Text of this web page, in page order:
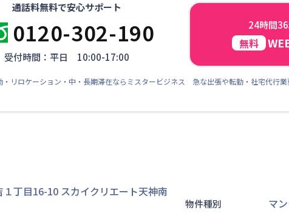
通話料無料で安心サポート
0120-302-190
受付時間：平日 10:00-17:00
24時間
無料
・リロケーション・中・長期滞在ならミスタービジネス 急な出張や転勤・社宅代行業
丁目16-10 スカイクリエート天神南
物件種別 マ